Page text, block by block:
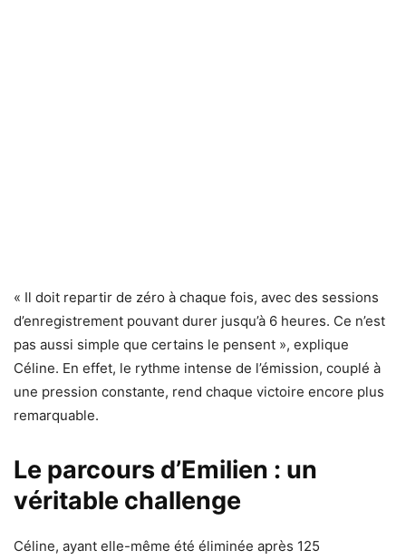
« Il doit repartir de zéro à chaque fois, avec des sessions
d’enregistrement pouvant durer jusqu’à 6 heures. Ce n’est
pas aussi simple que certains le pensent », explique
Céline. En effet, le rythme intense de l’émission, couplé à
une pression constante, rend chaque victoire encore plus
remarquable.
Le parcours d’Emilien : un
véritable challenge
Céline, ayant elle-même été éliminée après 125